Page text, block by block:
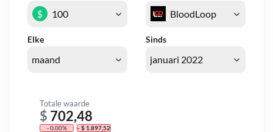
Elke Sinds
$
Totale waarde
$ 702,48
- 0,00% - $ 1.897,52